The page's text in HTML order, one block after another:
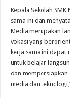
Kepala Sekolah
sama ini dan
Media merupakan
vokasi yang
kerja sama ini dapat
untuk belajar
dan
media dan